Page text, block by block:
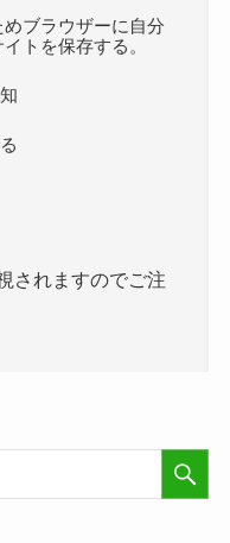
ブラウザーに自分
トを保存する。
されますのでご注